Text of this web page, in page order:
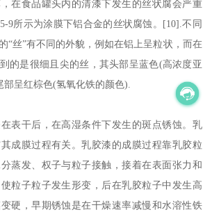
在食品罐头内的清漆下发生的丝状腐会严重
9所示为涂膜下铝合金的丝状腐蚀。[10].不同
“丝”有不同的外貌，例如在铝上呈粒状，而在
的是很细且尖的丝，其头部呈蓝色(高浓度亚
部呈红棕色(氢氧化铁的颜色).
表干后，在高湿条件下发生的斑点锈蚀。乳
成膜过程有关。乳胶漆的成膜过程靠乳胶粒
蒸发、权子与粒子接触，接着在表面张力和
粒子粒子发生形变，后在乳胶粒子中发生高
硬，早期锈蚀是在干燥速率减慢和水溶性铁